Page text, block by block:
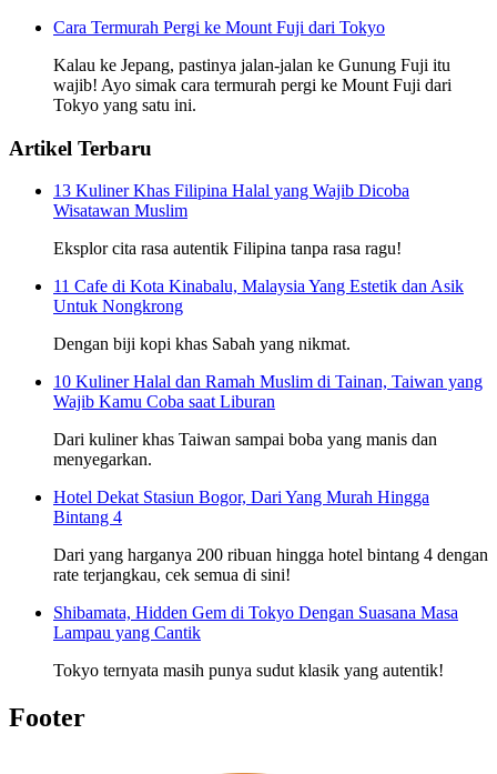
Cara Termurah Pergi ke Mount Fuji dari Tokyo
Kalau ke Jepang, pastinya jalan-jalan ke Gunung Fuji itu
wajib! Ayo simak cara termurah pergi ke Mount Fuji dari
Tokyo yang satu ini.
Artikel Terbaru
13 Kuliner Khas Filipina Halal yang Wajib Dicoba
Wisatawan Muslim
Eksplor cita rasa autentik Filipina tanpa rasa ragu!
11 Cafe di Kota Kinabalu, Malaysia Yang Estetik dan Asik
Untuk Nongkrong
Dengan biji kopi khas Sabah yang nikmat.
10 Kuliner Halal dan Ramah Muslim di Tainan, Taiwan yang
Wajib Kamu Coba saat Liburan
Dari kuliner khas Taiwan sampai boba yang manis dan
menyegarkan.
Hotel Dekat Stasiun Bogor, Dari Yang Murah Hingga
Bintang 4
Dari yang harganya 200 ribuan hingga hotel bintang 4 dengan
rate terjangkau, cek semua di sini!
Shibamata, Hidden Gem di Tokyo Dengan Suasana Masa
Lampau yang Cantik
Tokyo ternyata masih punya sudut klasik yang autentik!
Footer